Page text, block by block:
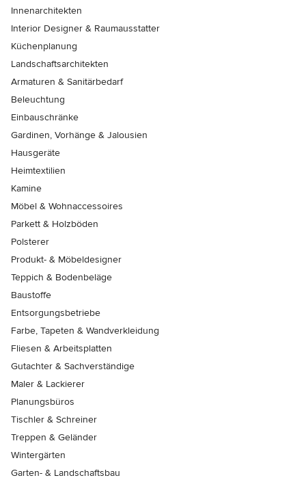
Innenarchitekten
Interior Designer & Raumausstatter
Küchenplanung
Landschaftsarchitekten
Armaturen & Sanitärbedarf
Beleuchtung
Einbauschränke
Gardinen, Vorhänge & Jalousien
Hausgeräte
Heimtextilien
Kamine
Möbel & Wohnaccessoires
Parkett & Holzböden
Polsterer
Produkt- & Möbeldesigner
Teppich & Bodenbeläge
Baustoffe
Entsorgungsbetriebe
Farbe, Tapeten & Wandverkleidung
Fliesen & Arbeitsplatten
Gutachter & Sachverständige
Maler & Lackierer
Planungsbüros
Tischler & Schreiner
Treppen & Geländer
Wintergärten
Garten- & Landschaftsbau